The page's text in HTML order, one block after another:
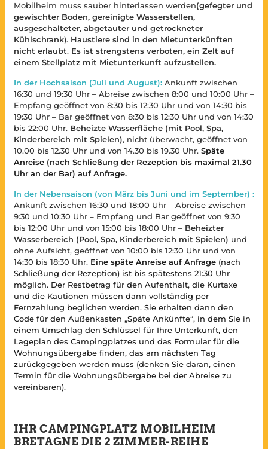
Mobilheim muss sauber hinterlassen werden(gefegter und
gewischter Boden, gereinigte Wasserstellen,
ausgeschalteter, abgetauter und getrockneter
Kühlschrank). Haustiere sind in den Mietunterkünften
nicht erlaubt. Es ist strengstens verboten, ein Zelt auf
einem Stellplatz mit Mietunterkunft aufzustellen.
In der Hochsaison (Juli und August): Ankunft zwischen
16:30 und 19:30 Uhr – Abreise zwischen 8:00 und 10:00 Uhr –
Empfang geöffnet von 8:30 bis 12:30 Uhr und von 14:30 bis
19:30 Uhr – Bar geöffnet von 8:30 bis 12:30 Uhr und von 14:30
bis 22:00 Uhr. Beheizte Wasserfläche (mit Pool, Spa,
Kinderbereich mit Spielen), nicht überwacht, geöffnet von
10.00 bis 12.30 Uhr und von 14.30 bis 19.30 Uhr. Späte
Anreise (nach Schließung der Rezeption bis maximal 21.30
Uhr an der Bar) auf Anfrage.
In der Nebensaison (von März bis Juni und im September) :
Ankunft zwischen 16:30 und 18:00 Uhr – Abreise zwischen
9:30 und 10:30 Uhr – Empfang und Bar geöffnet von 9:30
bis 12:00 Uhr und von 15:00 bis 18:00 Uhr – Beheizter
Wasserbereich (Pool, Spa, Kinderbereich mit Spielen) und
ohne Aufsicht, geöffnet von 10:00 bis 12:30 Uhr und von
14:30 bis 18:30 Uhr. Eine späte Anreise auf Anfrage (nach
Schließung der Rezeption) ist bis spätestens 21:30 Uhr
möglich. Der Restbetrag für den Aufenthalt, die Kurtaxe
und die Kautionen müssen dann vollständig per
Fernzahlung beglichen werden. Sie erhalten dann den
Code für den Außenkasten „Späte Ankünfte“, in dem Sie in
einem Umschlag den Schlüssel für Ihre Unterkunft, den
Lageplan des Campingplatzes und das Formular für die
Wohnungsübergabe finden, das am nächsten Tag
zurückgegeben werden muss (denken Sie daran, einen
Termin für die Wohnungsübergabe bei der Abreise zu
vereinbaren).
IHR CAMPINGPLATZ MOBILHEIM
BRETAGNE DIE 2 ZIMMER-REIHE